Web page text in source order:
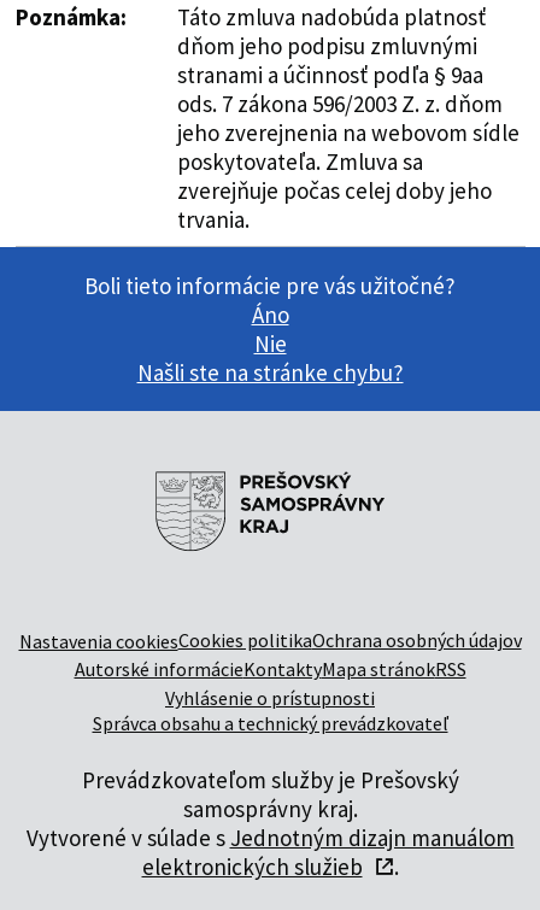
Poznámka:
Táto zmluva nadobúda platnosť
dňom jeho podpisu zmluvnými
stranami a účinnosť podľa § 9aa
ods. 7 zákona 596/2003 Z. z. dňom
jeho zverejnenia na webovom sídle
poskytovateľa. Zmluva sa
zverejňuje počas celej doby jeho
trvania.
Boli tieto informácie pre vás užitočné?
Áno
Nie
Našli ste na stránke chybu?
Nastavenia cookiesCookies politikaOchrana osobných údajov
Autorské informácieKontaktyMapa stránokRSS
Vyhlásenie o prístupnosti
Správca obsahu a technický prevádzkovateľ
Prevádzkovateľom služby je Prešovský
samosprávny kraj.
Vytvorené v súlade s Jednotným dizajn manuálom
elektronických služieb
.